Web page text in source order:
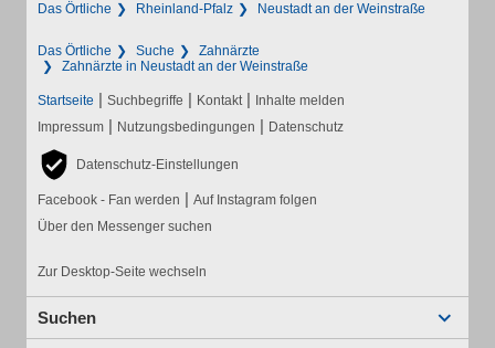
Das Örtliche Rheinland-Pfalz Neustadt an der Weinstraße
Das Örtliche Suche
Zahnärzte
Zahnärzte in Neustadt an der Weinstraße
Startseite | Suchbegriffe | Kontakt | Inhalte melden
Impressum | Nutzungsbedingungen | Datenschutz
Datenschutz-Einstellungen
Facebook - Fan werden | Auf Instagram folgen
Über den Messenger suchen
Zur Desktop-Seite wechseln
Suchen